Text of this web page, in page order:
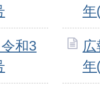
年
和3
年